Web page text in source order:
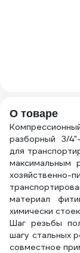
О товаре
разборный 3/
для
максимальным
материал
химически
Шаг резьбы
шагу стальных
совместное